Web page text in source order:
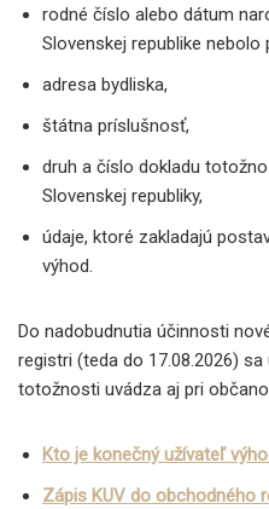
rodné číslo alebo dátum
Slovenskej republike nebolo
adresa bydliska,
štátna príslušnosť,
druh a číslo dokladu
Slovenskej republiky,
údaje, ktoré zakladajú
výhod.
Do nadobudnutia účinnosti
registri (teda do 17.08.2026)
totožnosti uvádza aj pri
Kto je konečný užívateľ
Zápis KUV do obchodného